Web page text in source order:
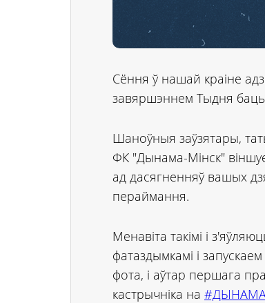
Сёння ў нашай краіне
завяршэннем Тыдня
Шаноўныя заўзятары,
ФК "Дынама-Мінск"
ад дасягненняў вашых
пераймання.
Менавіта такімі і
фатаздымкамі і
фота, і аўтар першага
кастрычніка на